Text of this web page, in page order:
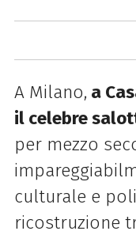
A Milano, a
il celebre
per mezzo
culturale e
ricostruzione